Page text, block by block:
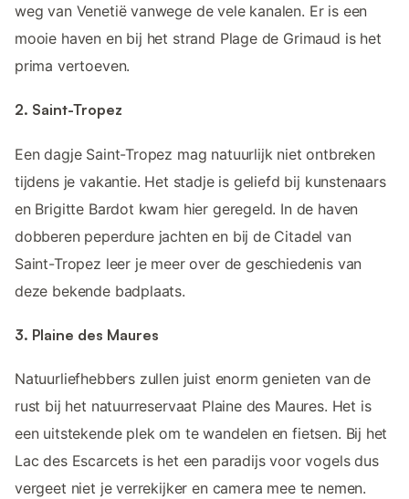
weg van Venetië vanwege de vele kanalen. Er is een
mooie haven en bij het strand Plage de Grimaud is het
prima vertoeven.
2. Saint-Tropez
Een dagje Saint-Tropez mag natuurlijk niet ontbreken
tijdens je vakantie. Het stadje is geliefd bij kunstenaars
en Brigitte Bardot kwam hier geregeld. In de haven
dobberen peperdure jachten en bij de Citadel van
Saint-Tropez leer je meer over de geschiedenis van
deze bekende badplaats.
3. Plaine des Maures
Natuurliefhebbers zullen juist enorm genieten van de
rust bij het natuurreservaat Plaine des Maures. Het is
een uitstekende plek om te wandelen en fietsen. Bij het
Lac des Escarcets is het een paradijs voor vogels dus
vergeet niet je verrekijker en camera mee te nemen.